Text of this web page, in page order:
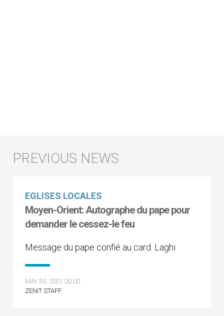
EGLISES LOCALES
Moyen-Orient: Autographe du pape pour
demander le cessez-le feu
Message du pape confié au card. Laghi
MAY 30, 2001 00:00
ZENIT STAFF